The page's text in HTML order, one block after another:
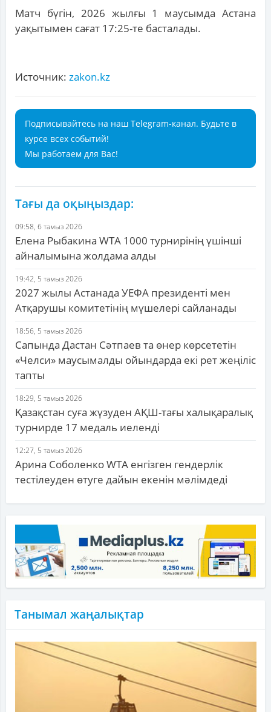
Матч бүгін, 2026 жылғы 1 маусымда Астана
уақытымен сағат 17:25-те басталады.
Источник: zakon.kz
Подписывайтесь на наш Telegram-канал. Будьте в
курсе всех событий!
Мы работаем для Вас!
Тағы да оқыңыздар:
09:58, 6 тамыз 2026
Елена Рыбакина WTA 1000 турнирінің үшінші
айналымына жолдама алды
19:42, 5 тамыз 2026
2027 жылы Астанада УЕФА президенті мен
Атқарушы комитетінің мүшелері сайланады
18:56, 5 тамыз 2026
Сапында Дастан Сәтпаев та өнер көрсететін
«Челси» маусымалды ойындарда екі рет жеңіліс
тапты
18:29, 5 тамыз 2026
Қазақстан суға жүзуден АҚШ-тағы халықаралық
турнирде 17 медаль иеленді
12:27, 5 тамыз 2026
Арина Соболенко WTA енгізген гендерлік
тестілеуден өтуге дайын екенін мәлімдеді
Танымал жаңалықтар